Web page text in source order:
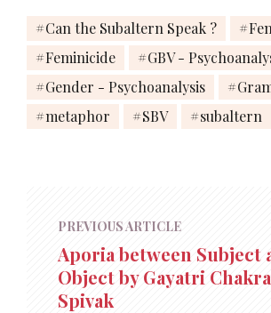
Can the Subaltern Speak ?
Feminicide
GBV -
Gender - Psychoanalysis
metaphor
SBV subaltern
PREVIOUS ARTICLE
Aporia between Subject
Object by Gayatri
Spivak